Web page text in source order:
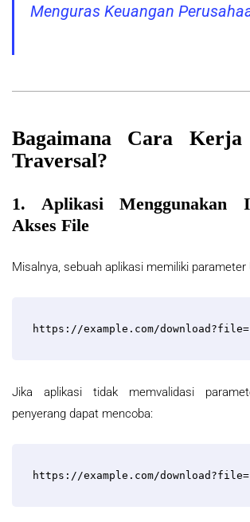
Menguras Keuangan
Bagaimana Cara
Traversal?
1. Aplikasi Menggunakan
Akses File
Misalnya, sebuah aplikasi memiliki parameter
https://example.com/
Jika aplikasi tidak memvalidasi
penyerang dapat mencoba:
https://example.com/